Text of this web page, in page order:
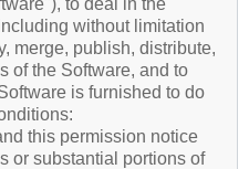
without limitation
merge, publish, distribute,
of the Software, and to
is furnished to do
this permission notice
or substantial portions of